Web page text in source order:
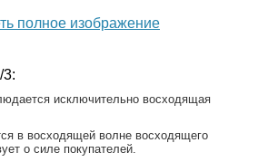
полное изображение
исключительно восходящая
в восходящей волне восходящего
о силе покупателей.